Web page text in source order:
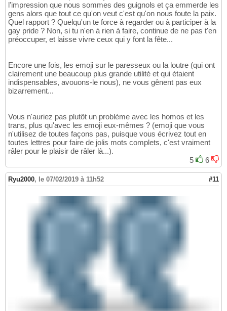
l'impression que nous sommes des guignols et ça emmerde les
gens alors que tout ce qu'on veut c'est qu'on nous foute la paix.
Quel rapport ? Quelqu'un te force à regarder ou à participer à la
gay pride ? Non, si tu n'en à rien à faire, continue de ne pas t'en
préoccuper, et laisse vivre ceux qui y font la fête...
Encore une fois, les emoji sur le paresseux ou la loutre (qui ont
clairement une beaucoup plus grande utilité et qui étaient
indispensables, avouons-le nous), ne vous gênent pas eux
bizarrement...
Vous n'auriez pas plutôt un problème avec les homos et les
trans, plus qu'avec les emoji eux-mêmes ? (emoji que vous
n'utilisez de toutes façons pas, puisque vous écrivez tout en
toutes lettres pour faire de jolis mots complets, c'est vraiment
râler pour le plaisir de râler là...).
5
6
Ryu2000, le 07/02/2019 à 11h52 #11